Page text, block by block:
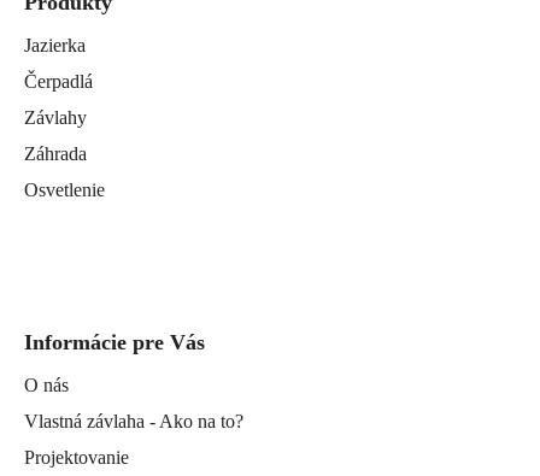
Jazierka
Čerpadlá
Závlahy
Záhrada
Osvetlenie
Informácie pre Vás
O nás
Vlastná závlaha - Ako na to?
Projektovanie